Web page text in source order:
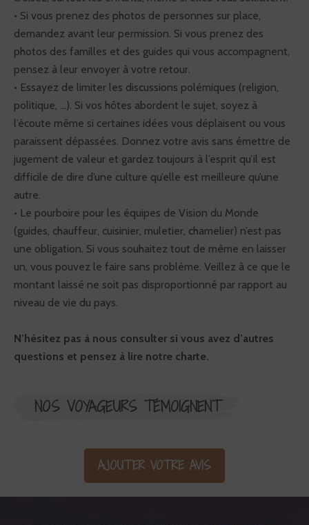
• Si vous prenez des photos de personnes sur place,
demandez avant leur permission. Si vous prenez des
photos des familles et des guides qui vous accompagnent,
pensez à leur envoyer à votre retour.
• Essayez de limiter les discussions polémiques (religion,
politique, ...). Si vos hôtes abordent le sujet, soyez à
l’écoute même si certaines idées vous déplaisent ou vous
paraissent dépassées. Donnez votre avis sans émettre de
jugement de valeur et gardez toujours à l’esprit qu’il est
difficile de dire d’une culture qu’elle est meilleure qu’une
autre.
• Le pourboire pour les équipes de Vision du Monde
(guides, chauffeur, cuisinier, muletier, chamelier) n’est pas
une obligation. Si vous souhaitez tout de même en laisser
un, vous pouvez le faire sans problème. Veillez à ce que le
montant laissé ne soit pas disproportionné par rapport au
niveau de vie du pays.
N’hésitez pas à nous consulter si vous avez d’autres
questions et pensez à lire notre charte.
NOS VOYAGEURS TÉMOIGNENT
AJOUTER VOTRE AVIS